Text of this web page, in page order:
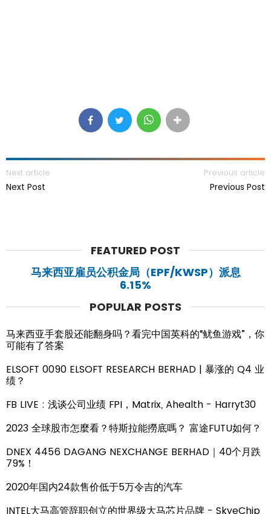
Next article
Next Post
Previous article
Previous Post
FEATURED POST
马来西亚雇员公积金局（EPF/KWSP）派息
6.15%
POPULAR POSTS
马来西亚手套股还能翻身吗？看完中国英科的“鱿鱼游戏”，你
可能有了答案
ELSOFT 0090 ELSOFT RESEARCH BERHAD | 暴涨的 Q4 业
绩？
FB LIVE : 浅谈公司业绩 FPI，Matrix, Ahealth - Harryt30
2023 全球股市怎麼看？特斯拉能撈底嗎？ 富途FUTU如何？
DNEX 4456 DAGANG NEXCHANGE BERHAD｜40个月跌
79%！
2020年国内24款售价低于5万令吉的汽车
INTEL大马高管辞职创立的世界级大马芯片品牌 - SkyeChip